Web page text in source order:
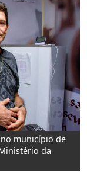
município de
da